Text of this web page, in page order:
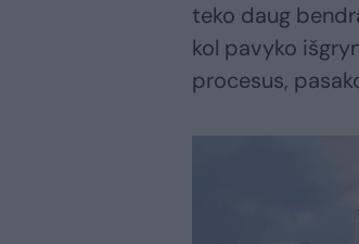
teko daug
kol pavyko
procesus,